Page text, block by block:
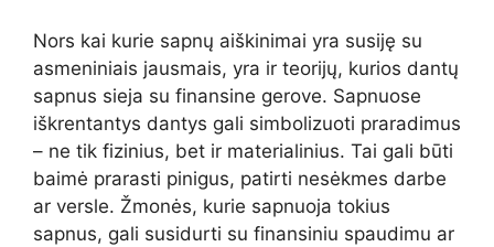
Nors kai kurie sapnų aiškinimai yra susiję su
asmeniniais jausmais, yra ir teorijų, kurios dantų
sapnus sieja su finansine gerove. Sapnuose
iškrentantys dantys gali simbolizuoti praradimus
– ne tik fizinius, bet ir materialinius. Tai gali būti
baimė prarasti pinigus, patirti nesėkmes darbe
ar versle. Žmonės, kurie sapnuoja tokius
sapnus, gali susidurti su finansiniu spaudimu ar